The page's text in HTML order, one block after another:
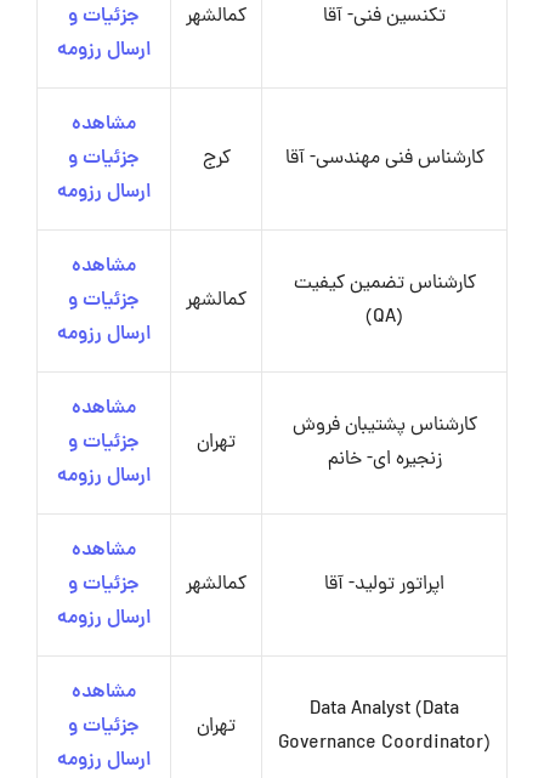
تکنسین فنی- آقا کمالشهر
جزئیات و
ارسال رزومه
کارشناس فنی مهندسی- آقا کرج
مشاهده
جزئیات و
ارسال رزومه
کارشناس تضمین کیفیت
(QA)
کمالشهر
مشاهده
جزئیات و
ارسال رزومه
کارشناس پشتیبان فروش
زنجیره ای- خانم
تهران
مشاهده
جزئیات و
ارسال رزومه
اپراتور تولید- آقا کمالشهر
مشاهده
جزئیات و
ارسال رزومه
Data Analyst (Data
Governance Coordinator)
تهران
مشاهده
جزئیات و
ارسال رزومه